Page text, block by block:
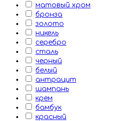
матовый хром
бронза
золото
никель
серебро
сталь
черный
белый
антрацит
шампань
крем
бамбук
красный